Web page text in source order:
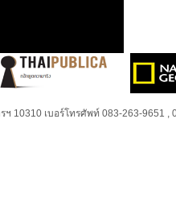
10310 เบอร์โทรศัพท์ 083-263-9651 ,